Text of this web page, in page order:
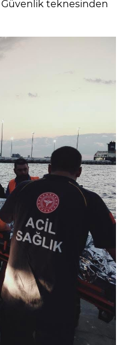
Güvenlik teknesinden